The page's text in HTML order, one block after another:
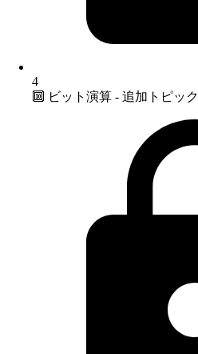
4
🔟 ビット演算 - 追加トピック